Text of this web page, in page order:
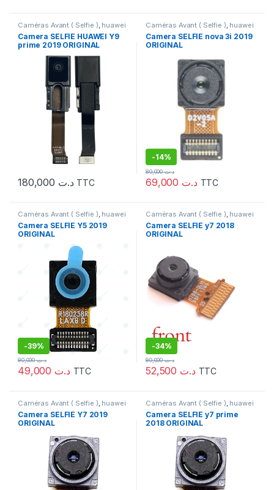
Caméras Avant ( Selfie ), huawei
Camera SELFIE HUAWEI Y9
prime 2019 ORIGINAL
د.ت TTC
Caméras Avant ( Selfie ), huawei
Camera SELFIE nova 3i 2019
ORIGINAL
-14%
د.ت
د.ت80,000
TTC
Caméras Avant ( Selfie ), huawei
Camera SELFIE Y5 2019
ORIGINAL
-39%
د.ت
د.ت80,000
TTC
Caméras Avant ( Selfie ), huawei
Camera SELFIE y7 2018
ORIGINAL
-34%
د.ت
د.ت80,000
TTC
Caméras Avant ( Selfie ), huawei
Camera SELFIE Y7 2019
ORIGINAL
Caméras Avant ( Selfie ), huawei
Camera SELFIE y7 prime
2018 ORIGINAL